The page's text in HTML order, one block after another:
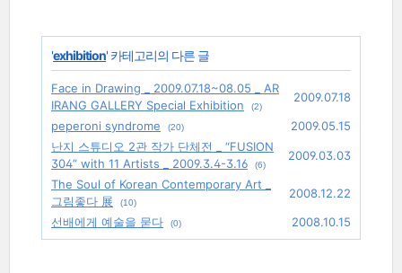
'exhibition' 카테고리의 다른 글
Face in Drawing _ 2009.07.18~08.05 _ AR
IRANG GALLERY Special Exhibition
(2)
2009.07.18
peperoni syndrome
(20)
2009.05.15
난지 스튜디오 2관 작가 단체전 _ “FUSION
304” with 11 Artists _ 2009.3.4-3.16
(6)
2009.03.03
The Soul of Korean Contemporary Art _
그림좋다 展
(10)
2008.12.22
선배에게 예술을 묻다
(0) 2008.10.15